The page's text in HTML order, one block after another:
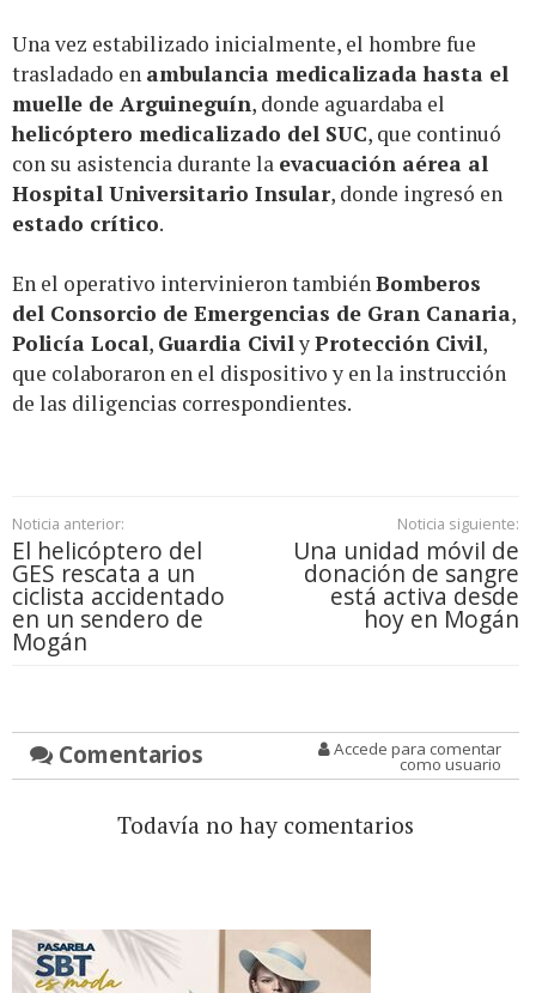
Una vez estabilizado inicialmente, el hombre fue
trasladado en ambulancia medicalizada hasta el
muelle de Arguineguín, donde aguardaba el
helicóptero medicalizado del SUC, que continuó
con su asistencia durante la evacuación aérea al
Hospital Universitario Insular, donde ingresó en
estado crítico.
En el operativo intervinieron tambiénBomberos
del Consorcio de Emergencias de Gran Canaria,
Policía Local, Guardia CivilyProtección Civil,
que colaboraron en el dispositivo y en la instrucción
de las diligencias correspondientes.
Noticia anterior:
El helicóptero del
GES rescata a un
ciclista accidentado
en un sendero de
Mogán
Noticia siguiente:
Una unidad móvil de
donación de sangre
está activa desde
hoy en Mogán
Comentarios Accede para comentar
como usuario
Todavía no hay comentarios